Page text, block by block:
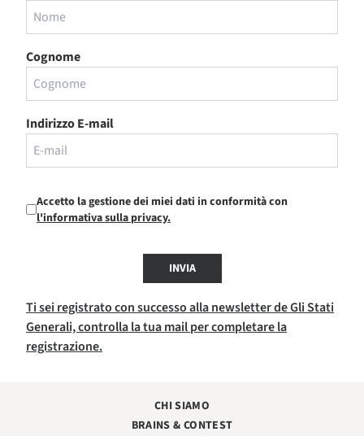
Cognome
Indirizzo E-mail
Accetto la gestione dei miei dati in conformità con
l'informativa sulla privacy.
INVIA
Ti sei registrato con successo alla newsletter de Gli Stati
Generali, controlla la tua mail per completare la
registrazione.
CHI SIAMO
BRAINS & CONTEST